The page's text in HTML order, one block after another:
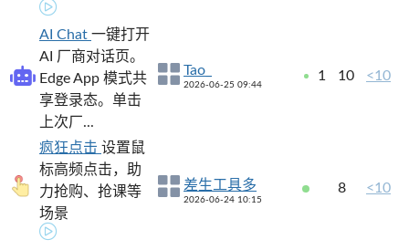
AI Chat 一键打开
AI 厂商对话页。
Edge App 模式共
享登录态。单击
上次厂...
Tao_
2026-06-25 09:44
1 10 <10
疯狂点击 设置鼠
标高频点击，助
力抢购、抢课等
场景
差生工具多
2026-06-24 10:15
8 <10